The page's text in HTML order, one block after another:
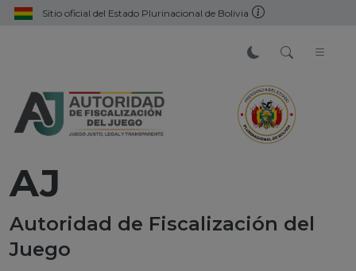
Sitio oficial del Estado Plurinacional de Bolivia
AJ
Autoridad de Fiscalización del
Juego